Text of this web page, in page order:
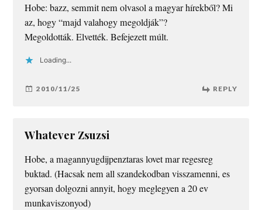
Hobe: bazz, semmit nem olvasol a magyar hírekből? Mi
az, hogy “majd valahogy megoldják”?
Megoldották. Elvették. Befejezett múlt.
Loading...
2010/11/25 REPLY
Whatever Zsuzsi
Hobe, a magannyugdijpenztaras lovet mar regesreg
buktad. (Hacsak nem all szandekodban visszamenni, es
gyorsan dolgozni annyit, hogy meglegyen a 20 ev
munkaviszonyod)